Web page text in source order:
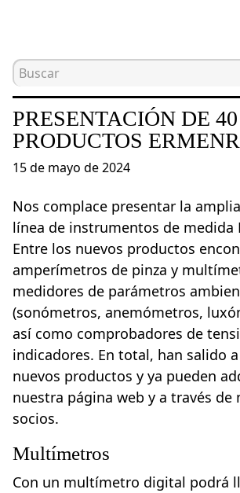
Inicio
PRESENTACIÓN DE
PRODUCTOS
15 de mayo de 2024
Nos complace presentar la
línea de instrumentos de medida
Entre los nuevos productos
amperímetros de pinza y
medidores de parámetros
(sonómetros, anemómetros,
así como comprobadores de
indicadores. En total, han salido
nuevos productos y ya pueden
nuestra página web y a través de
socios.
Multímetros
Con un multímetro digital podrá